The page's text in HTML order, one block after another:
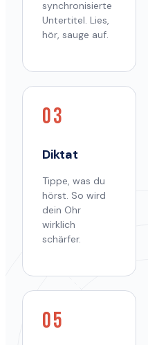
synchronisierte
Untertitel. Lies,
hör, sauge auf.
03
Diktat
Tippe, was du
hörst. So wird
dein Ohr
wirklich
schärfer.
05